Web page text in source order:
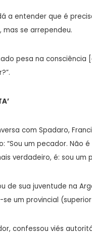
a entender que é
mas se arrependeu.
pesa na
com Spadaro,
“Sou um pecador. Não
verdadeiro, é: sou um
de sua juventude na
um provincial
confessou viés